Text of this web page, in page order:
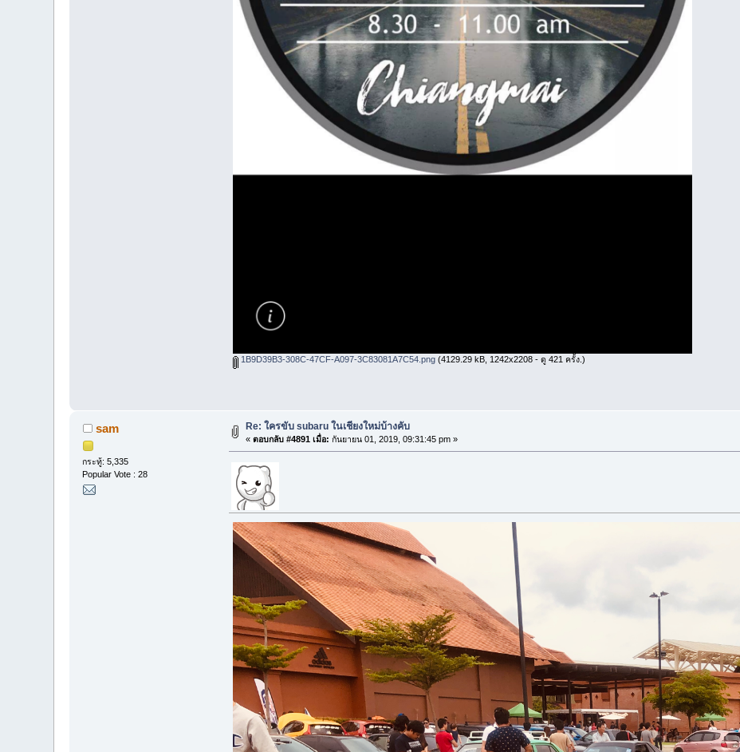
1B9D39B3-308C-47CF-A097-3C83081A7C54.png (4129.29 kB, 1242x2208 - ดู 421 ครั้ง.)
sam
กระทู้: 5,335
Popular Vote : 28
Re: ใครขับ subaru ในเชียงใหม่บ้างคับ
«ตอบกลับ #4891 เมื่อ: กันยายน 01, 2019, 09:31:45 pm »